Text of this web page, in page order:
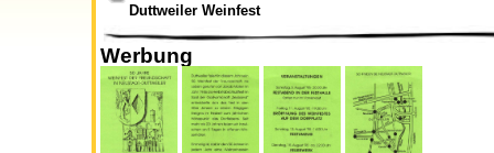
Duttweiler Weinfest
Werbung